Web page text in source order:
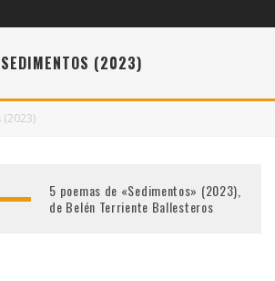
SEDIMENTOS (2023)
(2023)
5 poemas de «Sedimentos» (2023),
de Belén Terriente Ballesteros